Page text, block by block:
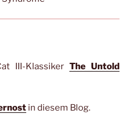
III-Klassiker The Untold
in diesem Blog.